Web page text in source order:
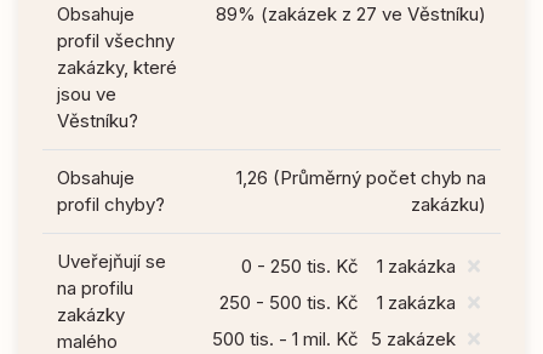
Obsahuje
profil všechny
zakázky, které
jsou ve
Věstníku?
89% (zakázek z 27 ve Věstníku)
Obsahuje
profil chyby?
1,26 (Průměrný počet chyb na
zakázku)
Uveřejňují se
na profilu
zakázky
malého
0 - 250 tis. Kč
1 zakázka
250 - 500 tis. Kč
1 zakázka
500 tis. - 1 mil. Kč
5 zakázek